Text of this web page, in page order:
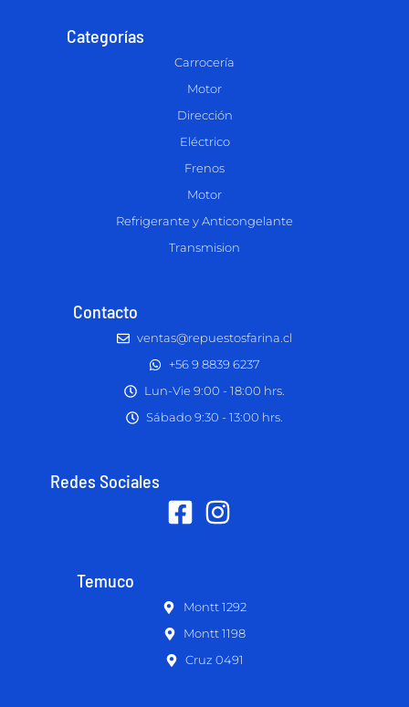
Categorías
Carrocería
Motor
Dirección
Eléctrico
Frenos
Motor
Refrigerante y Anticongelante
Transmision
Contacto
ventas@repuestosfarina.cl
+56 9 8839 6237
Lun-Vie 9:00 - 18:00 hrs.
Sábado 9:30 - 13:00 hrs.
Redes Sociales
Temuco
Montt 1292
Montt 1198
Cruz 0491